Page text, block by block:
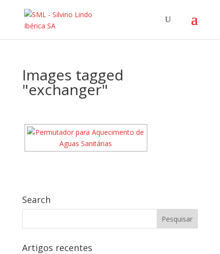
Images tagged
"exchanger"
Search
Artigos recentes